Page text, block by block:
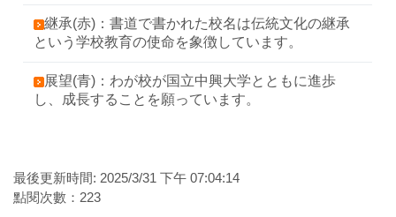
継承(赤)：書道で書かれた校名は伝統文化の継承
という学校教育の使命を象徴しています。
展望(青)：わが校が国立中興大学とともに進歩
し、成長することを願っています。
最後更新時間: 2025/3/31 下午 07:04:14
點閱次數：223